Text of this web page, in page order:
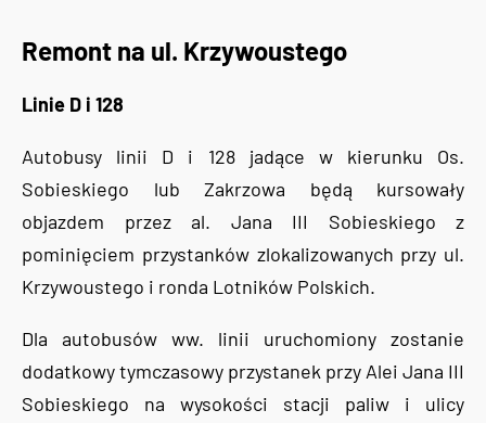
Remont na ul. Krzywoustego
Linie D i 128
Autobusy linii D i 128 jadące w kierunku Os.
Sobieskiego lub Zakrzowa będą kursowały
objazdem przez al. Jana III Sobieskiego z
pominięciem przystanków zlokalizowanych przy ul.
Krzywoustego i ronda Lotników Polskich.
Dla autobusów ww. linii uruchomiony zostanie
dodatkowy tymczasowy przystanek przy Alei Jana III
Sobieskiego na wysokości stacji paliw i ulicy